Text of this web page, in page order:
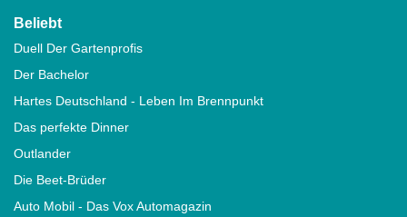
Beliebt
Duell Der Gartenprofis
Der Bachelor
Hartes Deutschland - Leben Im Brennpunkt
Das perfekte Dinner
Outlander
Die Beet-Brüder
Auto Mobil - Das Vox Automagazin